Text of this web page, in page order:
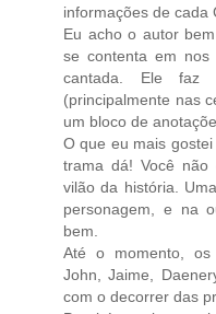
informações de cada
Eu acho o autor
se contenta em
cantada. Ele faz
(principalmente nas
um bloco de
O que eu mais
trama dá! Você
vilão da história.
personagem, e na
bem.
Até o momento, os
John, Jaime,
com o decorrer das